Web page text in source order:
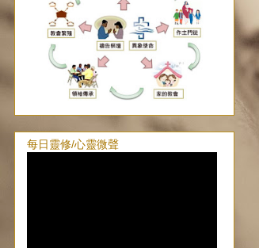
每日靈修/心靈微聲